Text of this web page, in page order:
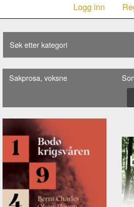
Logg inn
Søk etter kategori
Sakprosa, voksne